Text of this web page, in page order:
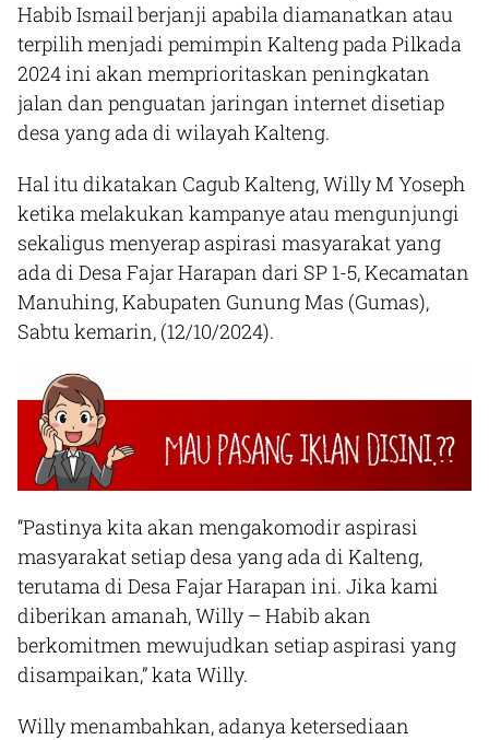
Habib Ismail berjanji apabila diamanatkan atau
terpilih menjadi pemimpin Kalteng pada Pilkada
2024 ini akan memprioritaskan peningkatan
jalan dan penguatan jaringan internet disetiap
desa yang ada di wilayah Kalteng.
Hal itu dikatakan Cagub Kalteng, Willy M Yoseph
ketika melakukan kampanye atau mengunjungi
sekaligus menyerap aspirasi masyarakat yang
ada di Desa Fajar Harapan dari SP 1-5, Kecamatan
Manuhing, Kabupaten Gunung Mas (Gumas),
Sabtu kemarin, (12/10/2024).
“Pastinya kita akan mengakomodir aspirasi
masyarakat setiap desa yang ada di Kalteng,
terutama di Desa Fajar Harapan ini. Jika kami
diberikan amanah, Willy – Habib akan
berkomitmen mewujudkan setiap aspirasi yang
disampaikan,” kata Willy.
Willy menambahkan, adanya ketersediaan